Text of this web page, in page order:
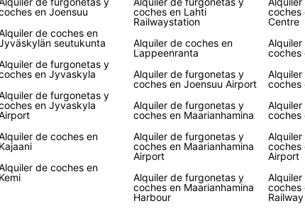
en Joensuu
de coches en
seutukunta
de furgonetas y
en Jyvaskyla
de furgonetas y
en Jyvaskyla
de coches en
Kajaani
de coches en
Kemi
coches en Lahti
Railwaystation
Alquiler de coches en
Lappeenranta
Alquiler de furgonetas y
coches en Joensuu Airport
Alquiler de furgonetas y
coches en Maarianhamina
Alquiler de furgonetas y
coches en Maarianhamina
Airport
Alquiler de furgonetas y
coches en Maarianhamina
Harbour
coches
Centre
coches
coches
coches
coches
Airport
coches